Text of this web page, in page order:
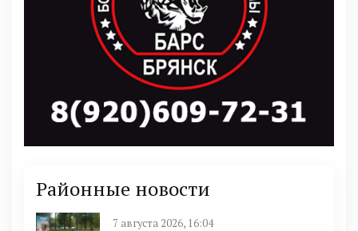
Районные новости
7 августа 2026, 16:04